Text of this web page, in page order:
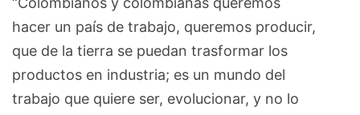
hacer un país de trabajo, queremos producir,
que de la tierra se puedan trasformar los
productos en industria; es un mundo del
trabajo que quiere ser, evolucionar, y no lo